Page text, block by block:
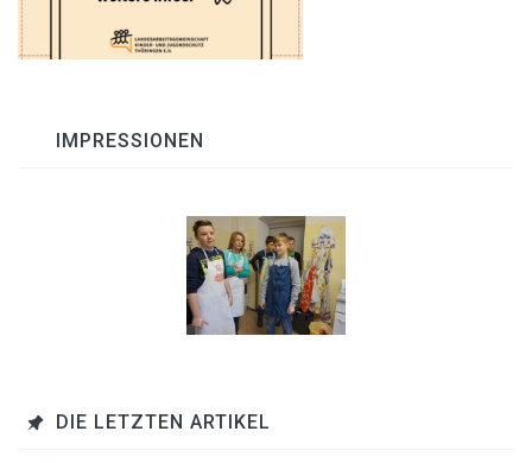
IMPRESSIONEN
DIE LETZTEN ARTIKEL